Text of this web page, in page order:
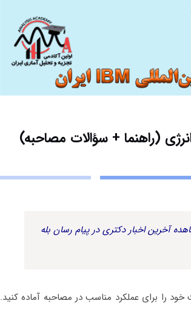
(راهنما + سؤالات مصاحبه)
آخرین اخبار دکتری در پیام رسان بله
خود را برای عملکرد مناسب در مصاحبه آماده کنید.